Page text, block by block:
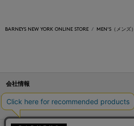
BARNEYS NEW YORK ONLINE STORE MEN'S（メンズ）
会社情報
オンラインストアショッピングガイド